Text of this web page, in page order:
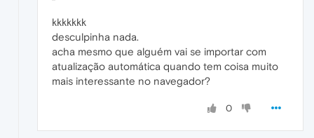
kkkkkkk
desculpinha nada.
acha mesmo que alguém vai se importar com
atualização automática quando tem coisa muito
mais interessante no navegador?
0